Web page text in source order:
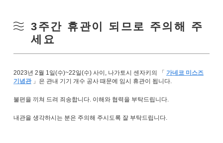
3주간 휴관이 되므로 주의해 주
세요
2023년 2월 1일(수)~22일(수) 사이, 나가토시 센자키의 「 가네코 미스즈
기념관」은 관내 기기 개수 공사 때문에 임시 휴관이 됩니다.
불편을 끼쳐 드려 죄송합니다. 이해와 협력을 부탁드립니다.
내관을 생각하시는 분은 주의해 주시도록 잘 부탁드립니다.